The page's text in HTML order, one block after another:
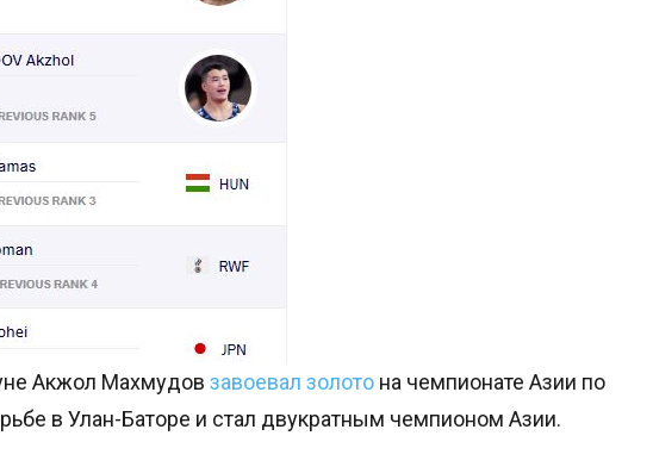
Акжол Махмудов завоевал золото на чемпионате Азии по
в Улан-Баторе и стал двукратным чемпионом Азии.